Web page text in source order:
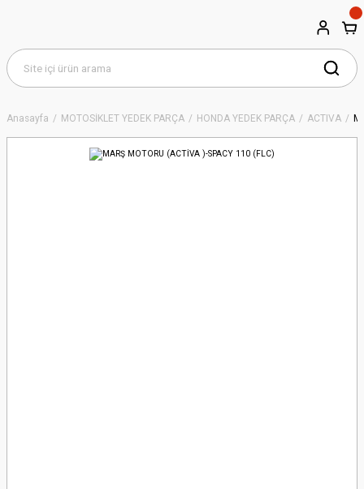
Anasayfa MOTOSİKLET YEDEK PARÇA HONDA YEDEK PARÇA ACTIVA